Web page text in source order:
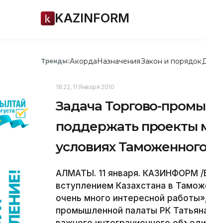
KAZINFORM
Тренды:АкордаНазначенияЗакон и порядок
18:22, 11 Января 2010
Задача Торгово-
поддержать проекты
условиях
АЛМАТЫ. 11 января. КАЗИНФОРМ /
вступлением Казахстана в
очень много интересной
промышленной палаты РК